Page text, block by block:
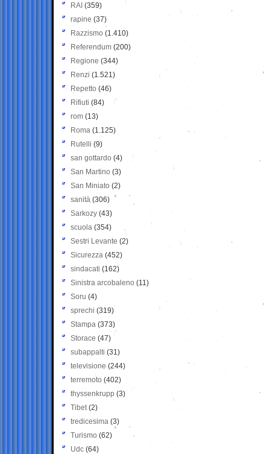
RAI (359)
rapine (37)
Razzismo (1.410)
Referendum (200)
Regione (344)
Renzi (1.521)
Repetto (46)
Rifiuti (84)
rom (13)
Roma (1.125)
Rutelli (9)
san gottardo (4)
San Martino (3)
San Miniato (2)
sanità (306)
Sarkozy (43)
scuola (354)
Sestri Levante (2)
Sicurezza (452)
sindacati (162)
Sinistra arcobaleno (11)
Soru (4)
sprechi (319)
Stampa (373)
Storace (47)
subappalti (31)
televisione(244)
terremoto (402)
thyssenkrupp (3)
Tibet(2)
tredicesima (3)
Turismo (62)
Udc (64)